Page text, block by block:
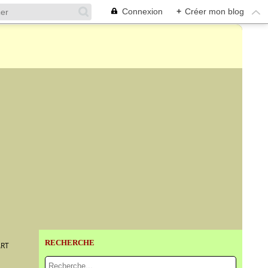
Connexion + Créer mon blog
RECHERCHE